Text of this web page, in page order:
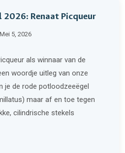
Renaat Picqueur
Mei 5, 2026
als winnaar van de
woordje uitleg van onze
je de rode potloodzeeëgel
maar af en toe tegen
cilindrische stekels